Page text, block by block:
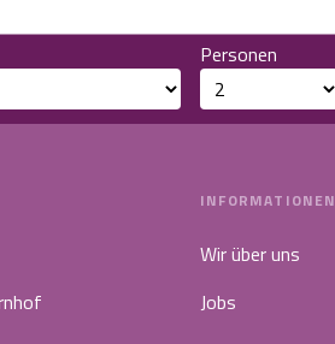
Personen
INFORMATIONEN
Wir über uns
Jobs